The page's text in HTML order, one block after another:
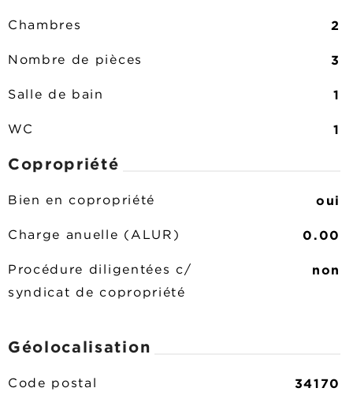
Chambres 2
Nombre de pièces 3
Salle de bain 1
WC 1
Copropriété
Bien en copropriété oui
Charge anuelle (ALUR) 0.00
Procédure diligentées c/
syndicat de copropriété
non
Géolocalisation
Code postal 34170